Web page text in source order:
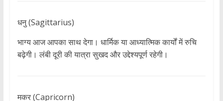
धनु (Sagittarius)
भाग्य आज आपका साथ देगा। धार्मिक या आध्यात्मिक कार्यों में रुचि
बढ़ेगी। लंबी दूरी की यात्रा सुखद और उद्देश्यपूर्ण रहेगी।
मकर (Capricorn)